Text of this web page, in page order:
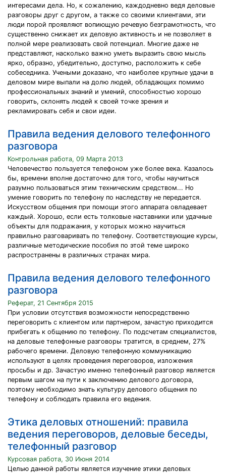
интересами дела. Но, к сожалению, каждодневно ведя деловые
разговоры друг с другом, а также со своими клиентами, эти
люди порой проявляют вопиющую речевую безграмотность, что
существенно снижает их деловую активность и не позволяет в
полной мере реализовать свой потенциал. Многие даже не
представляют, насколько важно уметь выразить свою мысль
ярко, образно, убедительно, доступно, расположить к себе
собеседника. Учеными доказано, что наиболее крупные удачи в
деловом мире выпали на долю людей, обладающих помимо
профессиональных знаний и умений, способностью хорошо
говорить, склонять людей к своей точке зрения и
рекламировать себя и свои идеи.
Правила ведения делового телефонного
разговора
Контрольная работа, 09 Марта 2013
Человечество пользуется телефоном уже более века. Казалось
бы, времени вполне достаточно для того, чтобы научиться
разумно пользоваться этим техническим средством... Но
умение говорить по телефону по наследству не передается.
Искусством общения при помощи этого аппарата овладевает
каждый. Хорошо, если есть толковые наставники или удачные
объекты для подражания, у которых можно научиться
правильно разговаривать по телефону. Соответствующие курсы,
различные методические пособия по этой теме широко
распространены в различных странах мира.
Правила ведения делового телефонного
разговора
Реферат, 21 Сентября 2015
При условии отсутствия возможности непосредственно
переговорить с клиентом или партнером, зачастую приходится
прибегать к общению по телефону. По подсчетам специалистов,
на деловые телефонные разговоры тратится, в среднем, 27%
рабочего времени. Деловую телефонную коммуникацию
используют в целях проведения переговоров, изложения
просьбы и др. Зачастую именно телефонный разговор является
первым шагом на пути к заключению делового договора,
поэтому необходимо знать культуру делового общения по
телефону и соблюдать правила его ведения.
Этика деловых отношений: правила
ведения переговоров, деловые беседы,
телефонный разговор
Курсовая работа, 30 Июня 2014
Целью данной работы является изучение этики деловых